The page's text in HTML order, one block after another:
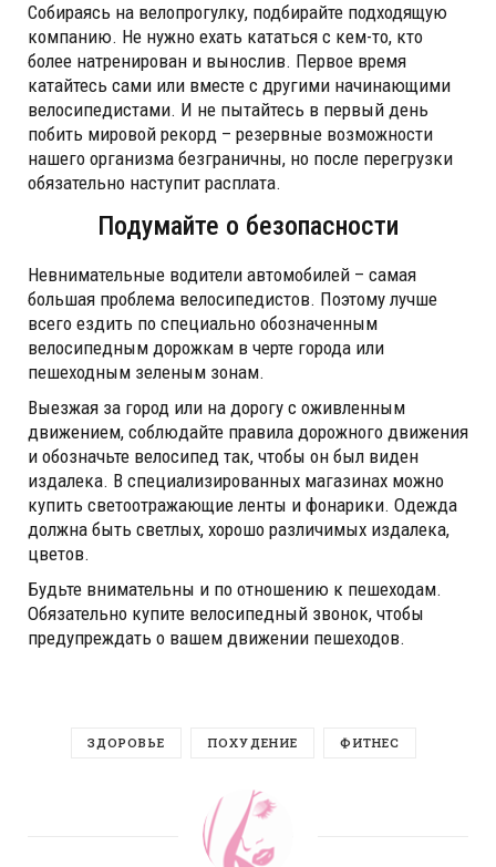
Собираясь на велопрогулку, подбирайте подходящую
компанию. Не нужно ехать кататься с кем-то, кто
более натренирован и вынослив. Первое время
катайтесь сами или вместе с другими начинающими
велосипедистами. И не пытайтесь в первый день
побить мировой рекорд – резервные возможности
нашего организма безграничны, но после перегрузки
обязательно наступит расплата.
Подумайте о безопасности
Невнимательные водители автомобилей – самая
большая проблема велосипедистов. Поэтому лучше
всего ездить по специально обозначенным
велосипедным дорожкам в черте города или
пешеходным зеленым зонам.
Выезжая за город или на дорогу с оживленным
движением, соблюдайте правила дорожного движения
и обозначьте велосипед так, чтобы он был виден
издалека. В специализированных магазинах можно
купить светоотражающие ленты и фонарики. Одежда
должна быть светлых, хорошо различимых издалека,
цветов.
Будьте внимательны и по отношению к пешеходам.
Обязательно купите велосипедный звонок, чтобы
предупреждать о вашем движении пешеходов.
ЗДОРОВЬЕ ПОХУДЕНИЕ ФИТНЕС